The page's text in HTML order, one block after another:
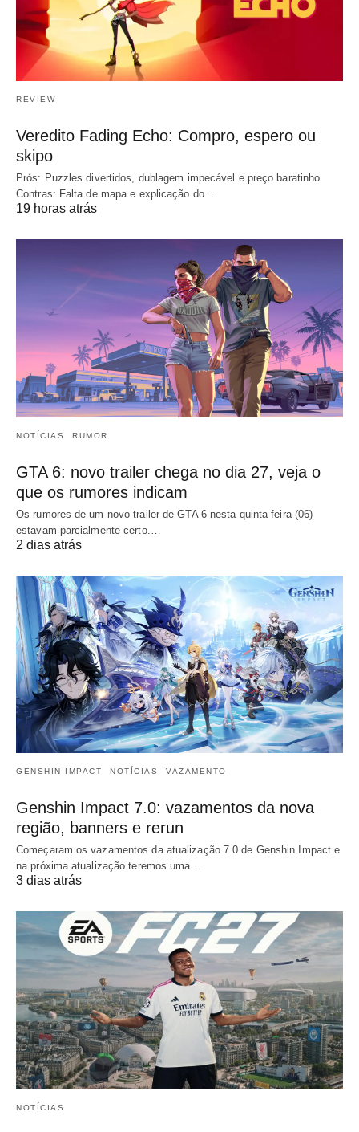
REVIEW
Veredito Fading Echo: Compro, espero ou
skipo
Prós: Puzzles divertidos, dublagem impecável e preço baratinho
Contras: Falta de mapa e explicação do…
19 horas atrás
NOTÍCIAS RUMOR
GTA 6: novo trailer chega no dia 27, veja o
que os rumores indicam
Os rumores de um novo trailer de GTA 6 nesta quinta-feira (06)
estavam parcialmente certo.…
2 dias atrás
GENSHIN IMPACT NOTÍCIAS VAZAMENTO
Genshin Impact 7.0: vazamentos da nova
região, banners e rerun
Começaram os vazamentos da atualização 7.0 de Genshin Impact e
na próxima atualização teremos uma…
3 dias atrás
NOTÍCIAS